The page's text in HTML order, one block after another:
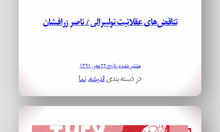
تناقض‌های عقلانیت نولیبرالی / ناصر زرافشان
منتشر شده در تاریخ ۲۲ مهر, ۱۳۹۱
در دسته بندیاندیشه, نما